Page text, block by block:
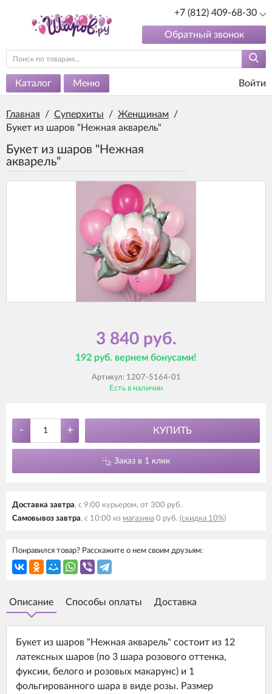
+7 (812) 409-68-30
Обратный звонок
Каталог Меню Войти
Главная / Суперхиты / Женщинам /
Букет из шаров "Нежная акварель"
Букет из шаров "Нежная
акварель"
3 840 руб.
192 руб. вернем бонусами!
Артикул: 1207-5164-01
Есть в наличии
- + КУПИТЬ
Заказ в 1 клик
Доставка завтра, с 9:00 курьером, от 300 руб.
Самовывоз завтра, с 10:00 из магазина 0 руб. (скидка 10%)
Понравился товар? Расскажите о нем своим друзьям:
Описание Способы оплаты Доставка
Букет из шаров "Нежная акварель" состоит из 12
латексных шаров (по 3 шара розового оттенка,
фуксии, белого и розовых макарунс) и 1
фольгированного шара в виде розы. Размер